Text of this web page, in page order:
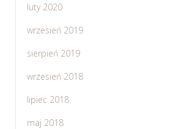
luty 2020
wrzesień 2019
sierpień 2019
wrzesień 2018
lipiec 2018
maj 2018